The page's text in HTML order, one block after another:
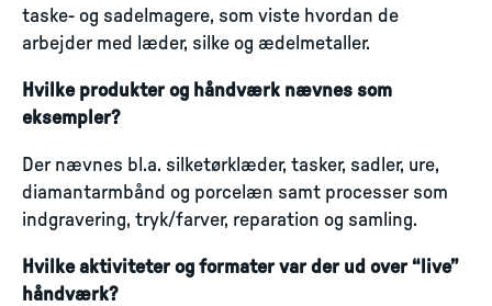
taske- og sadelmagere, som viste hvordan de
arbejder med læder, silke og ædelmetaller.
Hvilke produkter og håndværk nævnes som
eksempler?
Der nævnes bl.a. silketørklæder, tasker, sadler, ure,
diamantarmbånd og porcelæn samt processer som
indgravering, tryk/farver, reparation og samling.
Hvilke aktiviteter og formater var der ud over “live”
håndværk?